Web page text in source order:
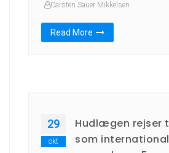
Carsten Sauer Mikkelsen
Read More
29
okt
Hudlægen rejser
som